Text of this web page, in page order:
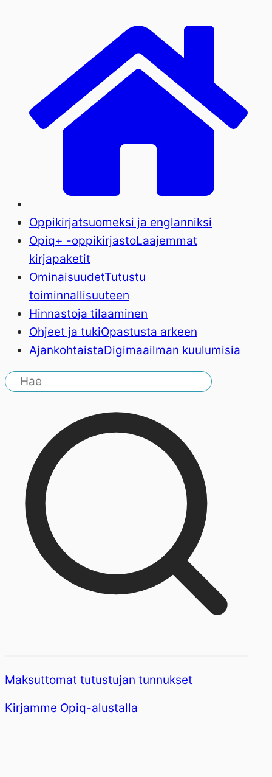
Oppikirjatsuomeksi ja englanniksi
Opiq+ -oppikirjastoLaajemmat
kirjapaketit
OminaisuudetTutustu
toiminnallisuuteen
Hinnastoja tilaaminen
Ohjeet ja tukiOpastusta arkeen
AjankohtaistaDigimaailman kuulumisia
Maksuttomat tutustujan tunnukset
Kirjamme Opiq-alustalla